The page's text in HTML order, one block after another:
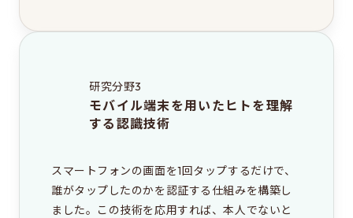
研究分野3
モバイル端末を用いたヒトを理解
する認識技術
スマートフォンの画面を1回タップするだけで、
誰がタップしたのかを認証する仕組みを構築し
ました。この技術を応用すれば、本人でないと